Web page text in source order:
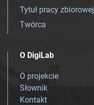
Tytuł pracy zbiorowej
Twórca
O DigiLab
O projekcie
Słownik
Kontakt